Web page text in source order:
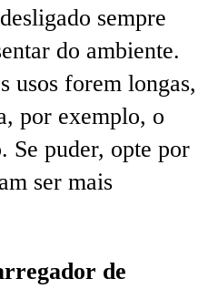
sempre
do ambiente.
usos forem longas,
por exemplo, o
Se puder, opte por
ser mais
de